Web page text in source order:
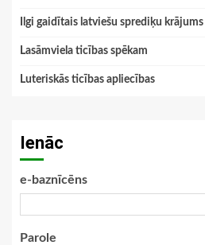
Ilgi gaidītais latviešu sprediķu krājums
Lasāmviela ticības spēkam
Luteriskās ticības apliecības
Ienāc
e-baznīcēns
Parole